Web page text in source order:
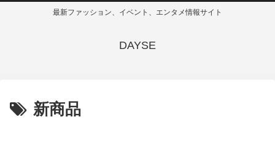
最新ファッション、イベント、エンタメ情報サイト
DAYSE
新商品